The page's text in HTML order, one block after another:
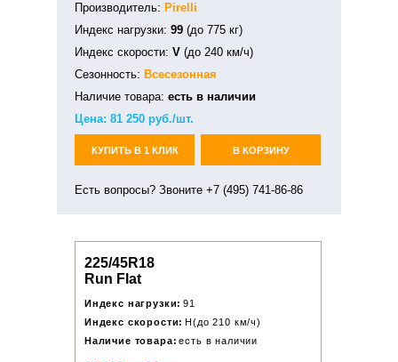
Производитель: Pirelli
Индекс нагрузки: 99 (до 775 кг)
Индекс скорости: V (до 240 км/ч)
Сезонность: Всесезонная
Наличие товара: есть в наличии
Цена: 81 250 руб./шт.
КУПИТЬ В 1 КЛИК В КОРЗИНУ
Есть вопросы? Звоните +7 (495) 741-86-86
225/45R18
Run Flat
Индекс нагрузки: 91
Индекс скорости: H(до 210 км/ч)
Наличие товара: есть в наличии